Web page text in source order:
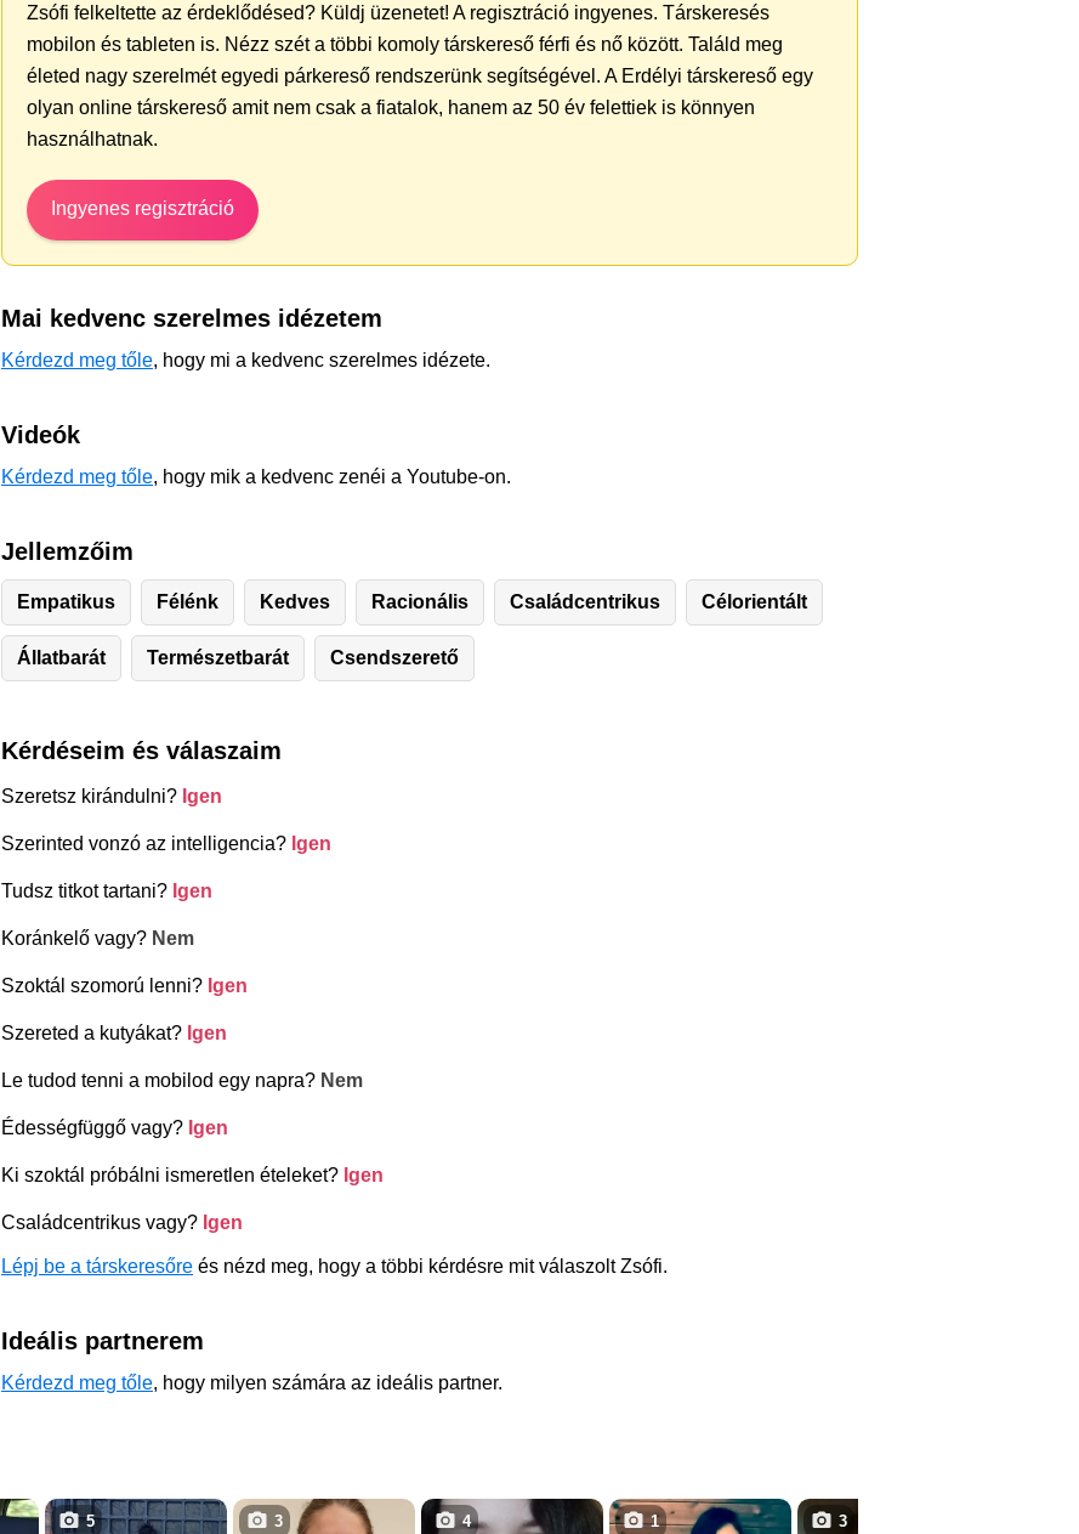
Zsófi felkeltette az érdeklődésed? Küldj üzenetet! A regisztráció ingyenes. Társkeresés
mobilon és tableten is. Nézz szét a többi komoly társkereső férfi és nő között. Találd meg
életed nagy szerelmét egyedi párkereső rendszerünk segítségével. A Erdélyi társkereső egy
olyan online társkereső amit nem csak a fiatalok, hanem az 50 év felettiek is könnyen
használhatnak.
Ingyenes regisztráció
Mai kedvenc szerelmes idézetem
Kérdezd meg tőle, hogy mi a kedvenc szerelmes idézete.
Videók
Kérdezd meg tőle, hogy mik a kedvenc zenéi a Youtube-on.
Jellemzőim
Empatikus Félénk Kedves Racionális Családcentrikus Célorientált
Állatbarát Természetbarát Csendszerető
Kérdéseim és válaszaim
Szeretsz kirándulni? Igen
Szerinted vonzó az intelligencia? Igen
Tudsz titkot tartani? Igen
Koránkelő vagy? Nem
Szoktál szomorú lenni? Igen
Szereted a kutyákat? Igen
Le tudod tenni a mobilod egy napra? Nem
Édességfüggő vagy? Igen
Ki szoktál próbálni ismeretlen ételeket? Igen
Családcentrikus vagy? Igen
Lépj be a társkeresőre és nézd meg, hogy a többi kérdésre mit válaszolt Zsófi.
Ideális partnerem
Kérdezd meg tőle, hogy milyen számára az ideális partner.
5 3 4 1 3